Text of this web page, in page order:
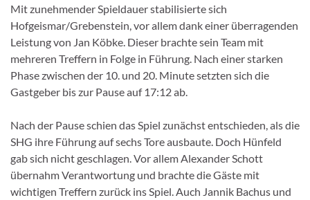
Mit zunehmender Spieldauer stabilisierte sich
Hofgeismar/Grebenstein, vor allem dank einer überragenden
Leistung von Jan Köbke. Dieser brachte sein Team mit
mehreren Treffern in Folge in Führung. Nach einer starken
Phase zwischen der 10. und 20. Minute setzten sich die
Gastgeber bis zur Pause auf 17:12 ab.
Nach der Pause schien das Spiel zunächst entschieden, als die
SHG ihre Führung auf sechs Tore ausbaute. Doch Hünfeld
gab sich nicht geschlagen. Vor allem Alexander Schott
übernahm Verantwortung und brachte die Gäste mit
wichtigen Treffern zurück ins Spiel. Auch Jannik Bachus und